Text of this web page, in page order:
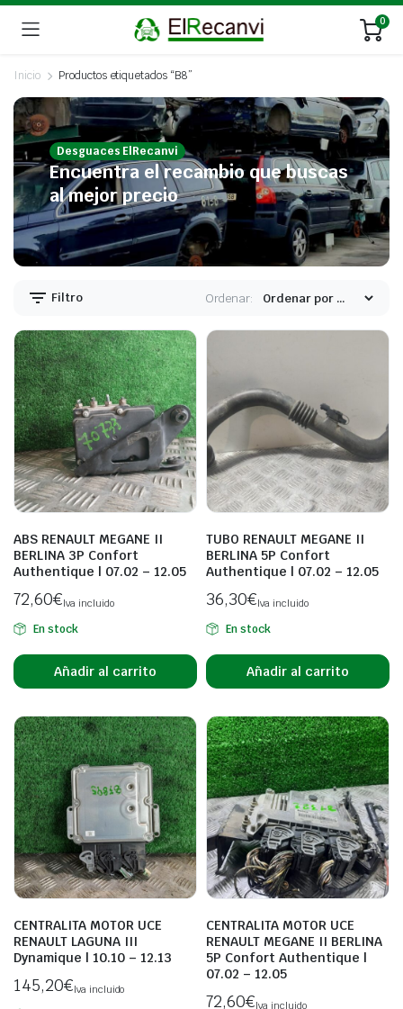
0
Inicio Productos etiquetados “B8”
Desguaces ElRecanvi
Encuentra el recambio que buscas
al mejor precio
Filtro Ordenar:
ABS RENAULT MEGANE II
BERLINA 3P Confort
Authentique | 07.02 – 12.05
72,60€Iva incluido
En stock
Añadir al carrito
TUBO RENAULT MEGANE II
BERLINA 5P Confort
Authentique | 07.02 – 12.05
36,30€Iva incluido
En stock
Añadir al carrito
CENTRALITA MOTOR UCE
RENAULT LAGUNA III
Dynamique | 10.10 – 12.13
145,20€Iva incluido
CENTRALITA MOTOR UCE
RENAULT MEGANE II BERLINA
5P Confort Authentique |
07.02 – 12.05
72,60€Iva incluido